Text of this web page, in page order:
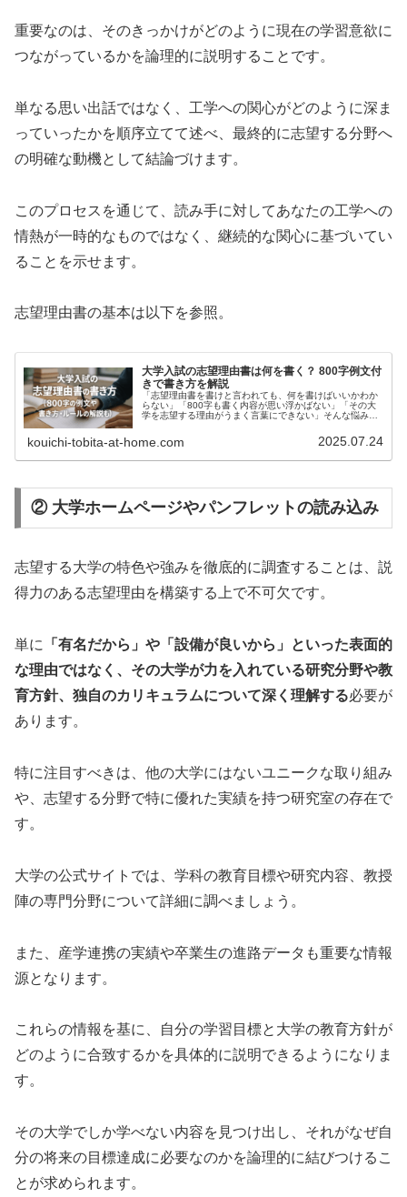
重要なのは、そのきっかけがどのように現在の学習意欲に
つながっているかを論理的に説明することです。
単なる思い出話ではなく、工学への関心がどのように深ま
っていったかを順序立てて述べ、最終的に志望する分野へ
の明確な動機として結論づけます。
このプロセスを通じて、読み手に対してあなたの工学への
情熱が一時的なものではなく、継続的な関心に基づいてい
ることを示せます。
志望理由書の基本は以下を参照。
大学入試の志望理由書は何を書く？ 800字例文付
きで書き方を解説
「志望理由書を書けと言われても、何を書けばいいかわか
らない」「800字も書く内容が思い浮かばない」「その大
学を志望する理由がうまく言葉にできない」そんな悩みを
kouichi-tobita-at-home.com 2025.07.24
② 大学ホームページやパンフレットの読み込み
志望する大学の特色や強みを徹底的に調査することは、説
得力のある志望理由を構築する上で不可欠です。
単に
「有名だから」や「設備が良いから」といった表面的
な理由ではなく、その大学が力を入れている研究分野や教
育方針、独自のカリキュラムについて深く理解する必要が
あります。
特に注目すべきは、他の大学にはないユニークな取り組み
や、志望する分野で特に優れた実績を持つ研究室の存在で
す。
大学の公式サイトでは、学科の教育目標や研究内容、教授
陣の専門分野について詳細に調べましょう。
また、産学連携の実績や卒業生の進路データも重要な情報
源となります。
これらの情報を基に、自分の学習目標と大学の教育方針が
どのように合致するかを具体的に説明できるようになりま
す。
その大学でしか学べない内容を見つけ出し、それがなぜ自
分の将来の目標達成に必要なのかを論理的に結びつけるこ
とが求められます。